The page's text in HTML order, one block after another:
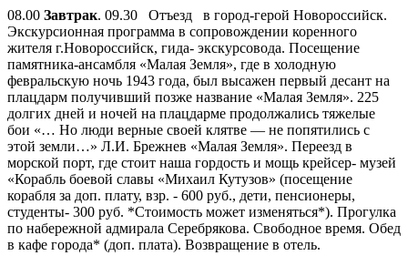
08.00 Завтрак. 09.30 Отъезд в город-герой Новороссийск.
Экскурсионная программа в сопровождении коренного
жителя г.Новороссийск, гида- экскурсовода. Посещение
памятника-ансамбля «Малая Земля», где в холодную
февральскую ночь 1943 года, был высажен первый десант на
плацдарм получивший позже название «Малая Земля». 225
долгих дней и ночей на плацдарме продолжались тяжелые
бои «… Но люди верные своей клятве — не попятились с
этой земли…» Л.И. Брежнев «Малая Земля». Переезд в
морской порт, где стоит наша гордость и мощь крейсер- музей
«Корабль боевой славы «Михаил Кутузов» (посещение
корабля за доп. плату, взр. - 600 руб., дети, пенсионеры,
студенты- 300 руб. *Стоимость может изменяться*). Прогулка
по набережной адмирала Серебрякова. Свободное время. Обед
в кафе города* (доп. плата). Возвращение в отель.